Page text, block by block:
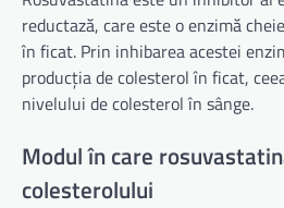
reductază, care este o enzimă
în ficat. Prin inhibarea acestei
producția de colesterol în ficat,
nivelului de colesterol în sânge.
Modul în care
colesterolului